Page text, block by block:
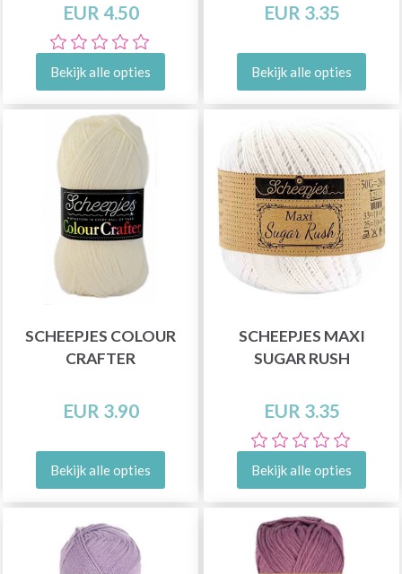
EUR 4.50
Bekijk alle opties
EUR 3.35
Bekijk alle opties
SCHEEPJES COLOUR
CRAFTER
EUR 3.90
Bekijk alle opties
SCHEEPJES MAXI
SUGAR RUSH
EUR 3.35
Bekijk alle opties